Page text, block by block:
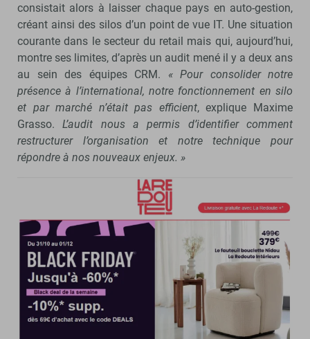
consistait alors à laisser chaque pays en auto-gestion,
créant ainsi des silos d’un point de vue IT. Une situation
courante dans le secteur du retail mais qui, aujourd’hui,
montre ses limites, d’après un audit mené il y a deux ans
au sein des équipes CRM. « Pour consolider notre
présence à l’international, notre fonctionnement en silo
et par marché n’était pas efficient, explique Maxime
Grasso. L’audit nous a permis d’identifier comment
restructurer l’organisation et notre technique pour
répondre à nos nouveaux enjeux. »